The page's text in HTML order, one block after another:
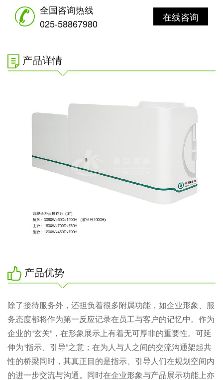
全国咨询热线
025-58867980
在线咨询
产品详情
产品优势
除了接待服务外，还担负着很多附属功能，如企业形象、服
务态度都将作为第一反应记录在员工与客户的记忆中。作为
企业的“玄关”，在形象展示上有着无可厚非的重要性。可延
伸为“指示、引导”之意；在为人与人之间的交流沟通架起共
性的桥梁同时，其真正目的是指示、引导人们在规划空间内
的进一步交流与沟通。同时在企业形象与产品展示功能上亦